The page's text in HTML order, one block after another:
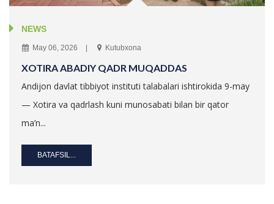
NEWS
May 06, 2026 Kutubxona
XOTIRA ABADIY QADR MUQADDAS
Andijon davlat tibbiyot instituti talabalari ishtirokida 9-may
— Xotira va qadrlash kuni munosabati bilan bir qator
ma’n...
BATAFSIL...